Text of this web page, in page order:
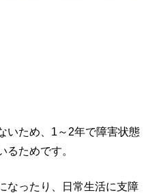
いため、1～2年で障害状態
るためです。
なったり、日常生活に支障